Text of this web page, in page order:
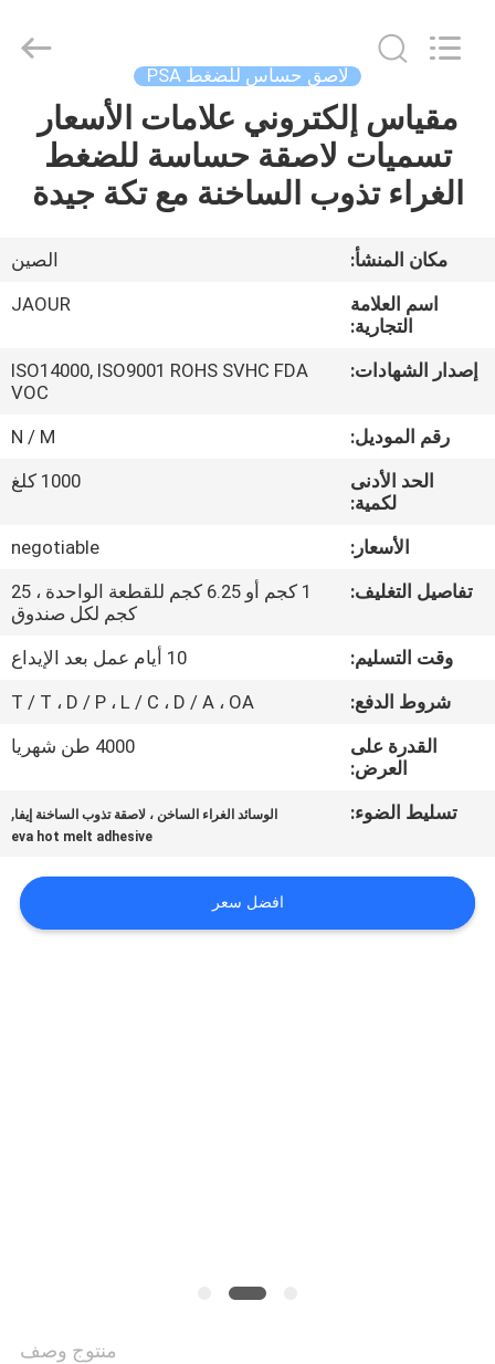
بيت
منتجات
معلومات
جولة
مراقبة
اتصل
أخبار
القضايا
اطلب
عرض
أسعار
Adhesive
Products
لاصق حساس للضغط PSA
مقياس إلكتروني علامات الأسعار
تسميات لاصقة حساسة للضغط
الغراء تذوب الساخنة مع تكة جيدة
مكان المنشأ:
الصين
اسم العلامة
التجارية:
JAOUR
إصدار الشهادات:
ISO14000, ISO9001 ROHS SVHC FDA
VOC
رقم الموديل:
N / M
الحد الأدنى
لكمية:
1000 كلغ
الأسعار:
negotiable
تفاصيل التغليف:
1 كجم أو 6.25 كجم للقطعة الواحدة ، 25
كجم لكل صندوق
وقت التسليم:
10 أيام عمل بعد الإيداع
شروط الدفع:
T / T ، D / P ، L / C ، D / A ، OA
القدرة على
العرض:
4000 طن شهريا
تسليط الضوء: الوسائد الغراء الساخن ، لاصقة تذوب الساخنة إيفا,
eva hot melt adhesive
افضل سعر
منتوج وصف